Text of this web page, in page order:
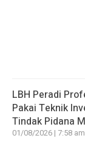
LBH Peradi
Pakai Teknik
Tindak Pidana
01/08/2026 | 7:58